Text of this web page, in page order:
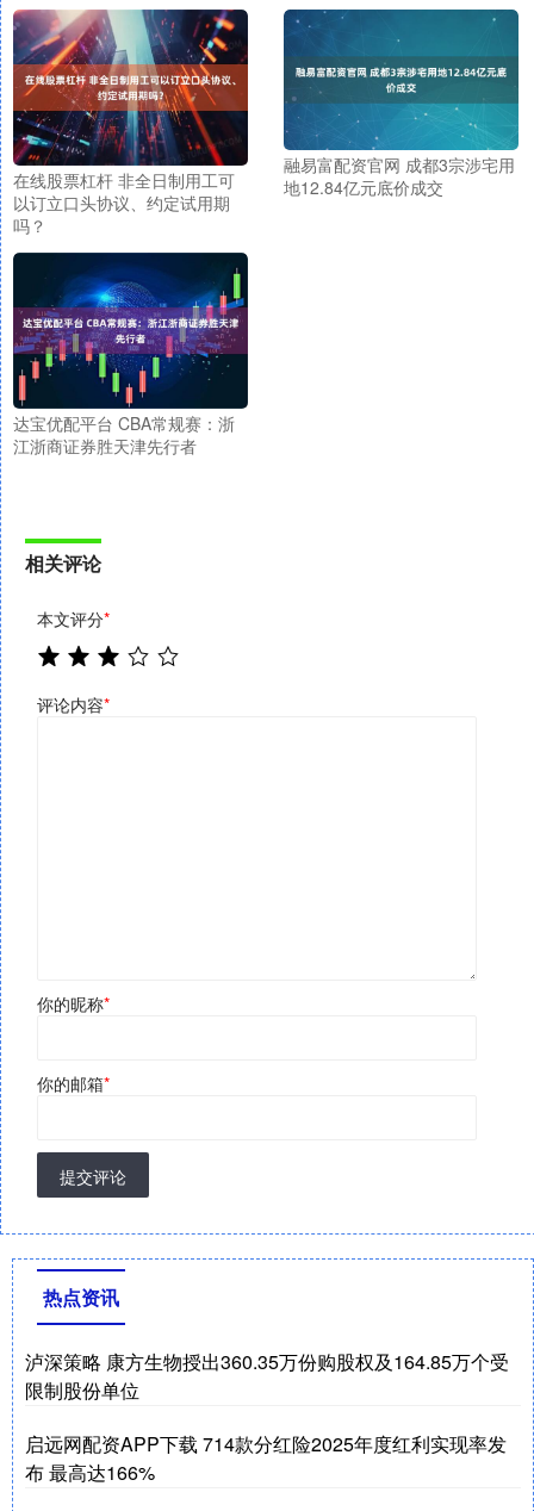
在线股票杠杆 非全日制用工可
以订立口头协议、约定试用期
吗？
融易富配资官网 成都3宗涉宅用
地12.84亿元底价成交
达宝优配平台 CBA常规赛：浙
江浙商证券胜天津先行者
相关评论
本文评分*
评论内容*
你的昵称*
你的邮箱*
提交评论
热点资讯
泸深策略 康方生物授出360.35万份购股权及164.85万个受
限制股份单位
启远网配资APP下载 714款分红险2025年度红利实现率发
布 最高达166%